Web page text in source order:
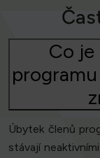
Co
Úbytek členů
stávají